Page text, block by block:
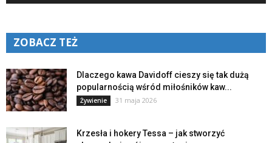
ZOBACZ TEŻ
Dlaczego kawa Davidoff cieszy się tak dużą
popularnością wśród miłośników kaw...
Żywienie 31 maja 2026
Krzesła i hokery Tessa – jak stworzyć